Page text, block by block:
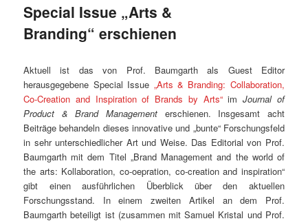
Special Issue „Arts &
Branding“ erschienen
Aktuell ist das von Prof. Baumgarth als Guest Editor
herausgegebene Special Issue „Arts & Branding: Collaboration,
Co-Creation and Inspiration of Brands by Arts“imJournal of
Product & Brand Management erschienen. Insgesamt acht
Beiträge behandeln dieses innovative und „bunte“ Forschungsfeld
in sehr unterschiedlicher Art und Weise. Das Editorial von Prof.
Baumgarth mit dem Titel „Brand Management and the world of
the arts: Kollaboration, co-oepration, co-creation and inspiration“
gibt einen ausführlichen Überblick über den aktuellen
Forschungsstand. In einem zweiten Artikel an dem Prof.
Baumgarth beteiligt ist (zusammen mit Samuel Kristal und Prof.